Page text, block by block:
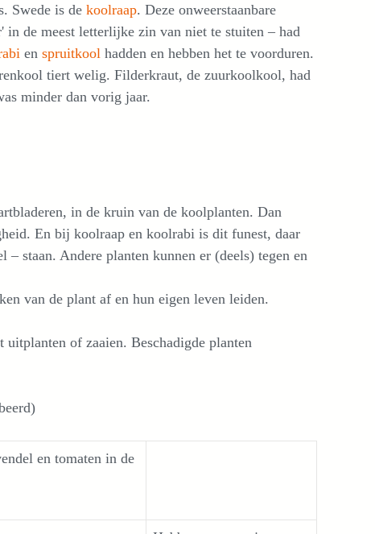
Swede is de koolraap. Deze onweerstaanbare
in de meest letterlijke zin van niet te stuiten – had
en spruitkool hadden en hebben het te voorduren.
tiert welig. Filderkraut, de zuurkoolkool, had
minder dan vorig jaar.
in de kruin van de koolplanten. Dan
En bij koolraap en koolrabi is dit funest, daar
staan. Andere planten kunnen er (deels) tegen en
van de plant af en hun eigen leven leiden.
of zaaien. Beschadigde planten
en tomaten in de